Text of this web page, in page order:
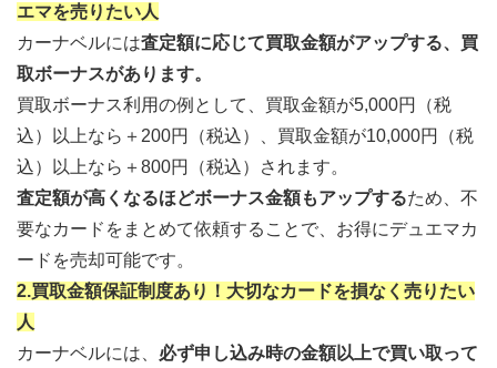
エマを売りたい人
カーナベルには査定額に応じて買取金額がアップする、買
取ボーナスがあります。
買取ボーナス利用の例として、買取金額が5,000円（税
込）以上なら＋200円（税込）、買取金額が10,000円（税
込）以上なら＋800円（税込）されます。
査定額が高くなるほどボーナス金額もアップするため、不
要なカードをまとめて依頼することで、お得にデュエマカ
ードを売却可能です。
2.買取金額保証制度あり！大切なカードを損なく売りたい
人
カーナベルには、 必ず申し込み時の金額以上で買い取って